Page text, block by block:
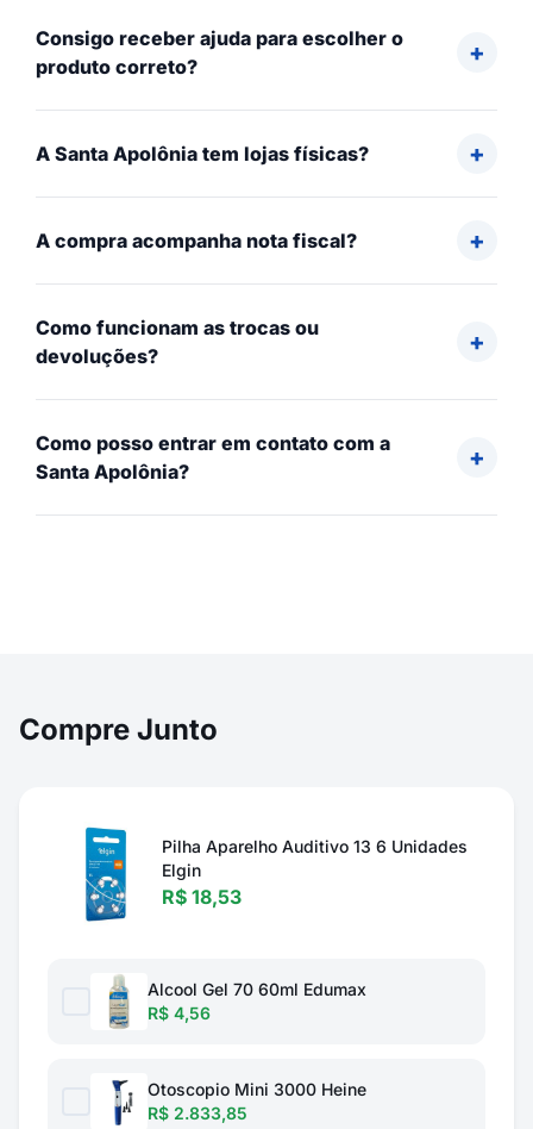
Consigo receber ajuda para escolher o
produto correto?
A Santa Apolônia tem lojas físicas?
A compra acompanha nota fiscal?
Como funcionam as trocas ou
devoluções?
Como posso entrar em contato com a
Santa Apolônia?
Compre Junto
Pilha Aparelho Auditivo 13 6 Unidades
Elgin
R$ 18,53
Alcool Gel 70 60ml Edumax
R$ 4,56
Otoscopio Mini 3000 Heine
R$ 2.833,85